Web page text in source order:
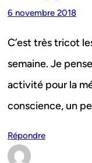
6 novembre 2018
C’est très tricot
semaine. Je
activité pour la
conscience, un
Répondre